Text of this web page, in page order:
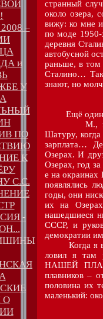
–
и
У
ПО
К
С.С.
-
О
странный
около озера,
вижу: ко мне
по моде
деревня
автобусной
раньше, в том
Сталино…
знают, но
Ещё один
М.,
Шатуру,
зарплата…
Озерах. И
Озерах, год
е на
появлялись
годы, они
их на
нашедшиеся
СССР, и
демократии
Когда я
ловил я
НАШЕЙ
плавников –
половина их
маленький:
А вот